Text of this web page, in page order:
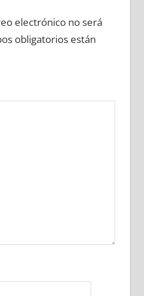
electrónico no será
obligatorios están